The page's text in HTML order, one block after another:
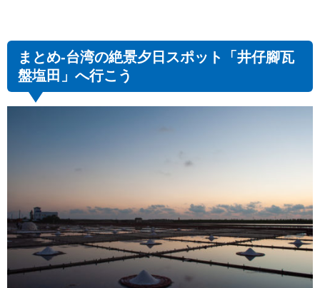
まとめ-台湾の絶景夕日スポット「井仔腳瓦
盤塩田」へ行こう